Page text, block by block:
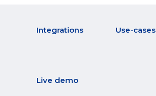
Integrations Use-cases
Live demo